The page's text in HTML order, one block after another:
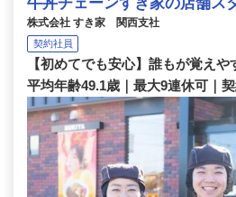
株式会社 すき家 関西支社
契約社員
【初めてでも安心】誰もが覚えや
平均年齢49.1歳｜最大9連休可｜